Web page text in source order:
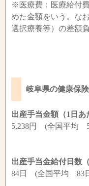
※医療費：医療給付
めた金額をいう。な
選択療養等）の
岐阜県の健康
出産手当金額（1日
5,238円 (全国平均
出産手当金給付日数
84日 (全国平均 83